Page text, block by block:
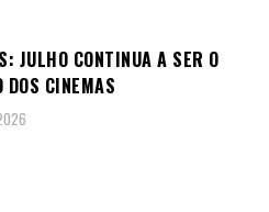
JULHO CONTINUA A SER O
DOS CINEMAS